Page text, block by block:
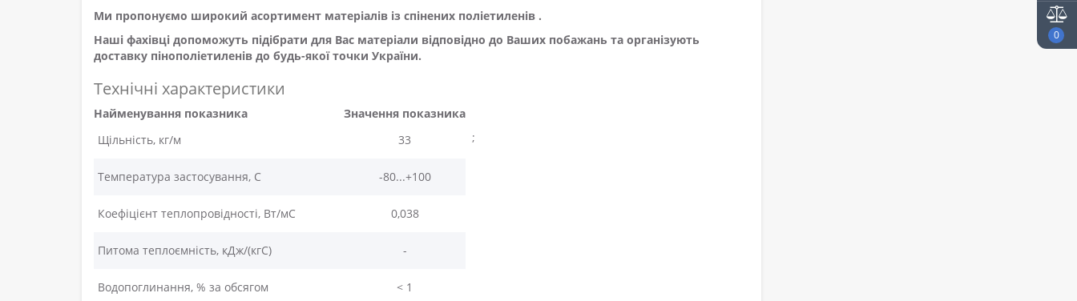
0
Ми пропонуємо широкий асортимент матеріалів із спінених поліетиленів .
Наші фахівці допоможуть підібрати для Вас матеріали відповідно до Ваших побажань та організують
доставку пінополіетиленів до будь-якої точки України.
Технічні характеристики
Найменування показника
Значення показника
Щільність, кг/м
33
Температура застосування, С -80...+100
Коефіцієнт теплопровідності, Вт/мС 0,038
Питома теплоємність, кДж/(кгС) -
Водопоглинання, % за обсягом < 1
;